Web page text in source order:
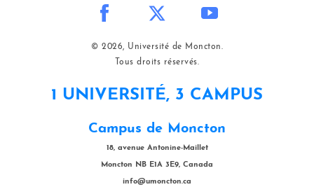
© 2026, Université de Moncton.
Tous droits réservés.
1 UNIVERSITÉ, 3 CAMPUS
Campus de Moncton
18, avenue Antonine-Maillet
Moncton NB E1A 3E9, Canada
info@umoncton.ca